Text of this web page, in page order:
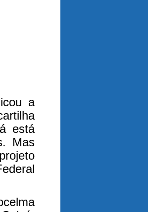
a
está
Mas